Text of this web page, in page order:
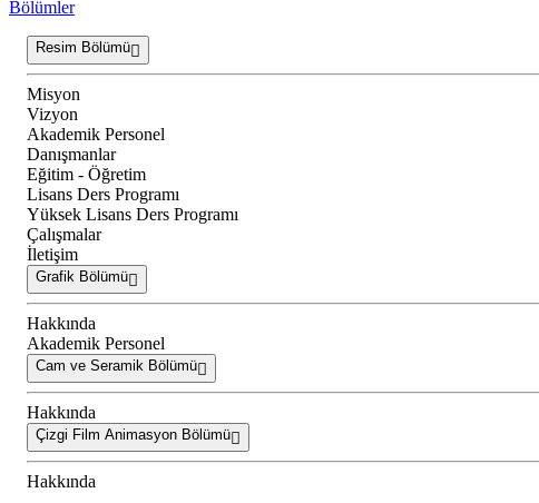
Bölümler
Resim Bölümü
Misyon
Vizyon
Akademik Personel
Danışmanlar
Eğitim - Öğretim
Lisans Ders Programı
Yüksek Lisans Ders Programı
Çalışmalar
İletişim
Grafik Bölümü
Hakkında
Akademik Personel
Cam ve Seramik Bölümü
Hakkında
Çizgi Film Animasyon Bölümü
Hakkında